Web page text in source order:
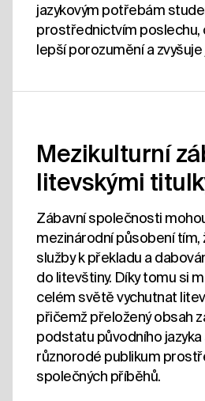
jazykovým potřebám
prostřednictvím poslechu,
lepší porozumění a
Mezikulturní
litevskými
Zábavní společnosti
mezinárodní působení tím,
služby k překladu a
do litevštiny. Díky tomu si
celém světě vychutnat
přičemž přeložený obsah
podstatu původního jazyka
různorodé publikum
společných příběhů.